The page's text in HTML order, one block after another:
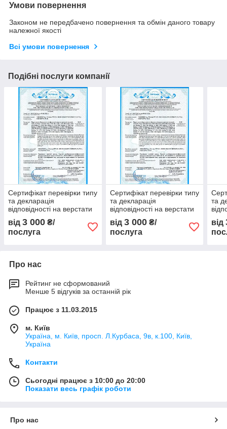
Умови повернення
Законом не передбачено повернення та обмін даного товару
належної якості
Всі умови повернення
Подібні послуги компанії
Сертифікат перевірки типу
та декларація
відповідності на верстати
від 3 000 ₴/
послуга
Сертифікат перевірки типу
та декларація
відповідності на верстати
від 3 000₴/
послуга
та
від
Про нас
Рейтинг не сформований
Менше 5 відгуків за останній рік
Працює з 11.03.2015
м. Київ
Україна, м. Київ, просп. Л.Курбаса, 9в, к.100, Київ,
Україна
Контакти
Сьогодні працює з 10:00 до 20:00
Показати весь графік роботи
Про нас